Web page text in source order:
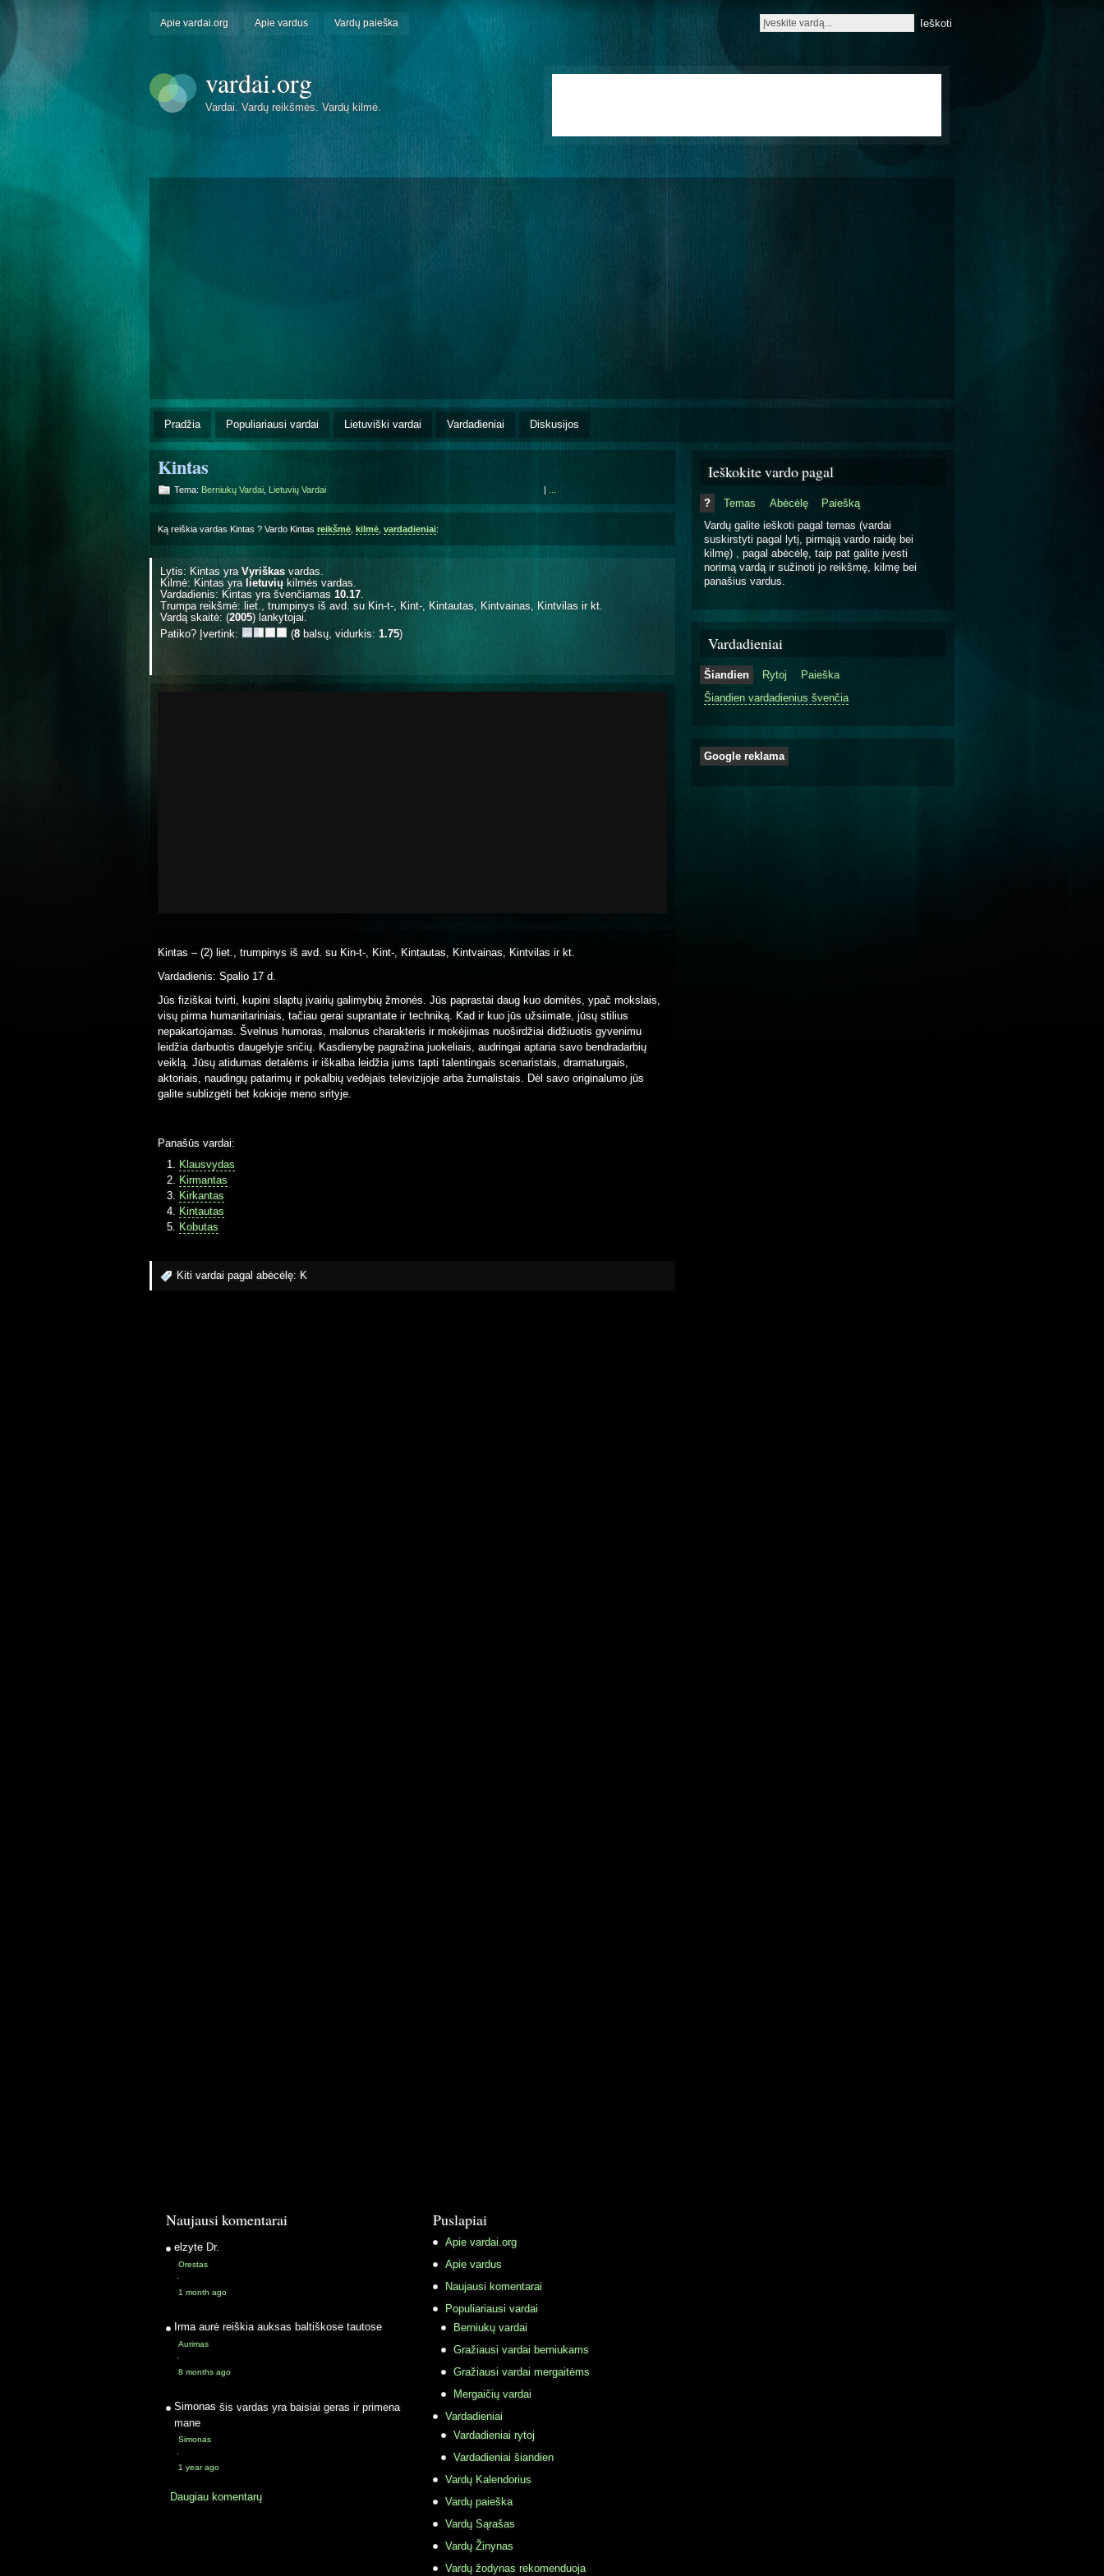
Apie vardai.org Apie vardus Vardų paieška
vardai.org
Vardai. Vardų reikšmės. Vardų kilmė.
Pradžia Populiariausi vardai Lietuviški vardai Vardadieniai Diskusijos
Kintas
Tema: Berniukų Vardai Lietuvių Vardai |
Ką reiškia vardas Kintas ? Vardo Kintas reikšmė kilmė vardadieniai:
Lytis: Kintas yra Vyriškas vardas.
Kilmė: Kintas yra lietuvių kilmės vardas.
Vardadienis: Kintas yra švenčiamas 10.17
Trumpa reikšmė: liet., trumpinys iš avd. su Kin-t-, Kint-, Kintautas, Kintvainas, Kintvilas ir kt.
Vardą skaitė: (2005) lankytojai.
Patiko? Įvertink:
(8 balsų, vidurkis: 1.75)
Kintas – (2) liet., trumpinys iš avd. su Kin-t-, Kint-, Kintautas, Kintvainas, Kintvilas ir kt.
Vardadienis: Spalio 17 d.
Jūs fiziškai tvirti, kupini slaptų įvairių galimybių žmonės. Jūs paprastai daug kuo domitės, ypač mokslais,
visų pirma humanitariniais, tačiau gerai suprantate ir techniką. Kad ir kuo jūs užsiimate, jūsų stilius
nepakartojamas. Švelnus humoras, malonus charakteris ir mokėjimas nuoširdžiai didžiuotis gyvenimu
leidžia darbuotis daugelyje sričių. Kasdienybę pagražina juokeliais, audringai aptaria savo bendradarbių
veiklą. Jūsų atidumas detalėms ir iškalba leidžia jums tapti talentingais scenaristais, dramaturgais,
aktoriais, naudingų patarimų ir pokalbių vedėjais televizijoje arba žurnalistais. Dėl savo originalumo jūs
galite sublizgėti bet kokioje meno srityje.
Panašūs vardai:
Klausvydas
Kirmantas
Kirkantas
Kintautas
Kobutas
Kiti vardai pagal abėcėlę: K
Ieškokite vardo pagal
? Temas Abėcėlę
Paiešką
Vardų galite ieškoti pagal temas (vardai
suskirstyti pagal lytį, pirmąją vardo raidę bei
kilmę) , pagal abėcėlę, taip pat galite įvesti
norimą vardą ir sužinoti jo reikšmę, kilmę bei
panašius vardus.
Vardadieniai
Šiandien Rytoj
Paieška
Šiandien vardadienius švenčia
Google reklama
Naujausi komentarai
elzyte Dr.
Orestas
·
1 month ago
Irma aurė reiškia auksas baltiškose tautose
Aurimas
·
8 months ago
Simonas šis vardas yra baisiai geras ir primena
mane
Simonas
·
1 year ago
Daugiau komentarų
Puslapiai
Apie vardai.org
Apie vardus
Naujausi komentarai
Populiariausi vardai
Berniukų vardai
Gražiausi vardai berniukams
Gražiausi vardai mergaitėms
Mergaičių vardai
Vardadieniai
Vardadieniai rytoj
Vardadieniai šiandien
Vardų Kalendorius
Vardų paieška
Vardų Sąrašas
Vardų Žinynas
Vardų žodynas rekomenduoja